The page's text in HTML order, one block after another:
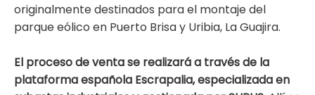
originalmente destinados para el montaje del
parque eólico en Puerto Brisa y Uribia, La Guajira.
El proceso de venta se realizará a través de la
plataforma española Escrapalia, especializada en